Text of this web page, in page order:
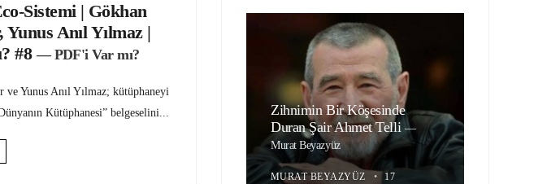
Sistemi | Gökhan
Anıl Yılmaz |
#8 — PDF'i Var mı?
ve Yunus Anıl Yılmaz; kütüphaneyi
Kütüphanesi” belgeselini...
Zihnimin Bir Köşesinde
Duran Şair Ahmet Telli —
Murat Beyazyüz
MURAT BEYAZYÜZ •
17